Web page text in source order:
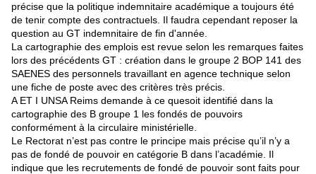
précise que la politique indemnitaire académique a toujours été
de tenir compte des contractuels. Il faudra cependant reposer la
question au GT indemnitaire de fin d'année.
La cartographie des emplois est revue selon les remarques faites
lors des précédents GT : création dans le groupe 2 BOP 141 des
SAENES des personnels travaillant en agence technique selon
une fiche de poste avec des critères très précis.
A ET I UNSA Reims demande à ce quesoit identifié dans la
cartographie des B groupe 1 les fondés de pouvoirs
conformément à la circulaire ministérielle.
Le Rectorat n’est pas contre le principe mais précise qu’il n’y a
pas de fondé de pouvoir en catégorie B dans l’académie. Il
indique que les recrutements de fondé de pouvoir sont faits pour